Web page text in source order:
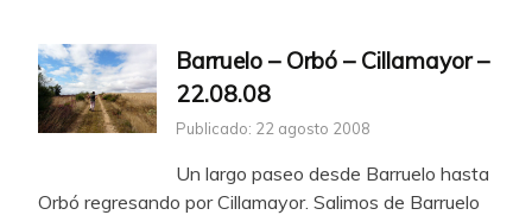
Barruelo – Orbó – Cillamayor –
22.08.08
Publicado: 22 agosto 2008
Un largo paseo desde Barruelo hasta
Orbó regresando por Cillamayor. Salimos de Barruelo